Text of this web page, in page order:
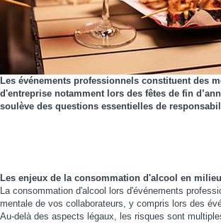
Les événements professionnels constituent des
d'entreprise notamment lors des fêtes de fin
soulève des questions essentielles de
Les enjeux de la consommation d'alcool en
La consommation d'alcool lors d'événements
mentale de vos collaborateurs, y compris lors des
Au-delà des aspects légaux, les risques sont